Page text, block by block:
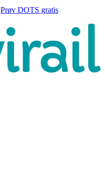
Prøv DOTS gratis